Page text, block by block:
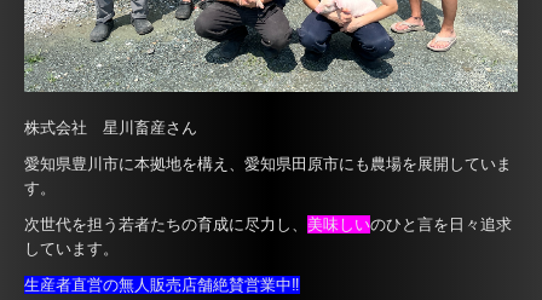
株式会社 星川畜産さん
愛知県豊川市に本拠地を構え、愛知県田原市にも農場を展開していま
す。
次世代を担う若者たちの育成に尽力し、 美味しいのひと言を日々追求
しています。
生産者直営の無人販売店舗絶賛営業中‼